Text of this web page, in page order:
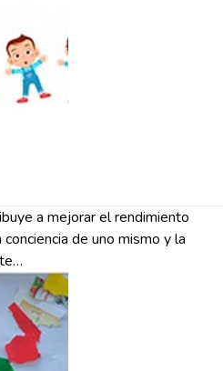
a mejorar el rendimiento
de uno mismo y la